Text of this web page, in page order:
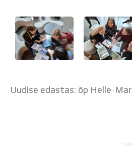
Meie kool
Dokumendid
Uudised
Lapsevanemale
Virtuaaltuur
Uudise edastas: õp Helle-